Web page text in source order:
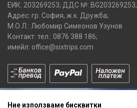
ЕИК: 203269253; ДДС №: BG203269253;
Адрес: гр. София, ж.к. Дружба;
М.О.Л.: Любомир Симеонов Узунов
Контакт: тел.: 0876 388 186;
имейл: office@sixtrips.com
Ние използваме бисквитки